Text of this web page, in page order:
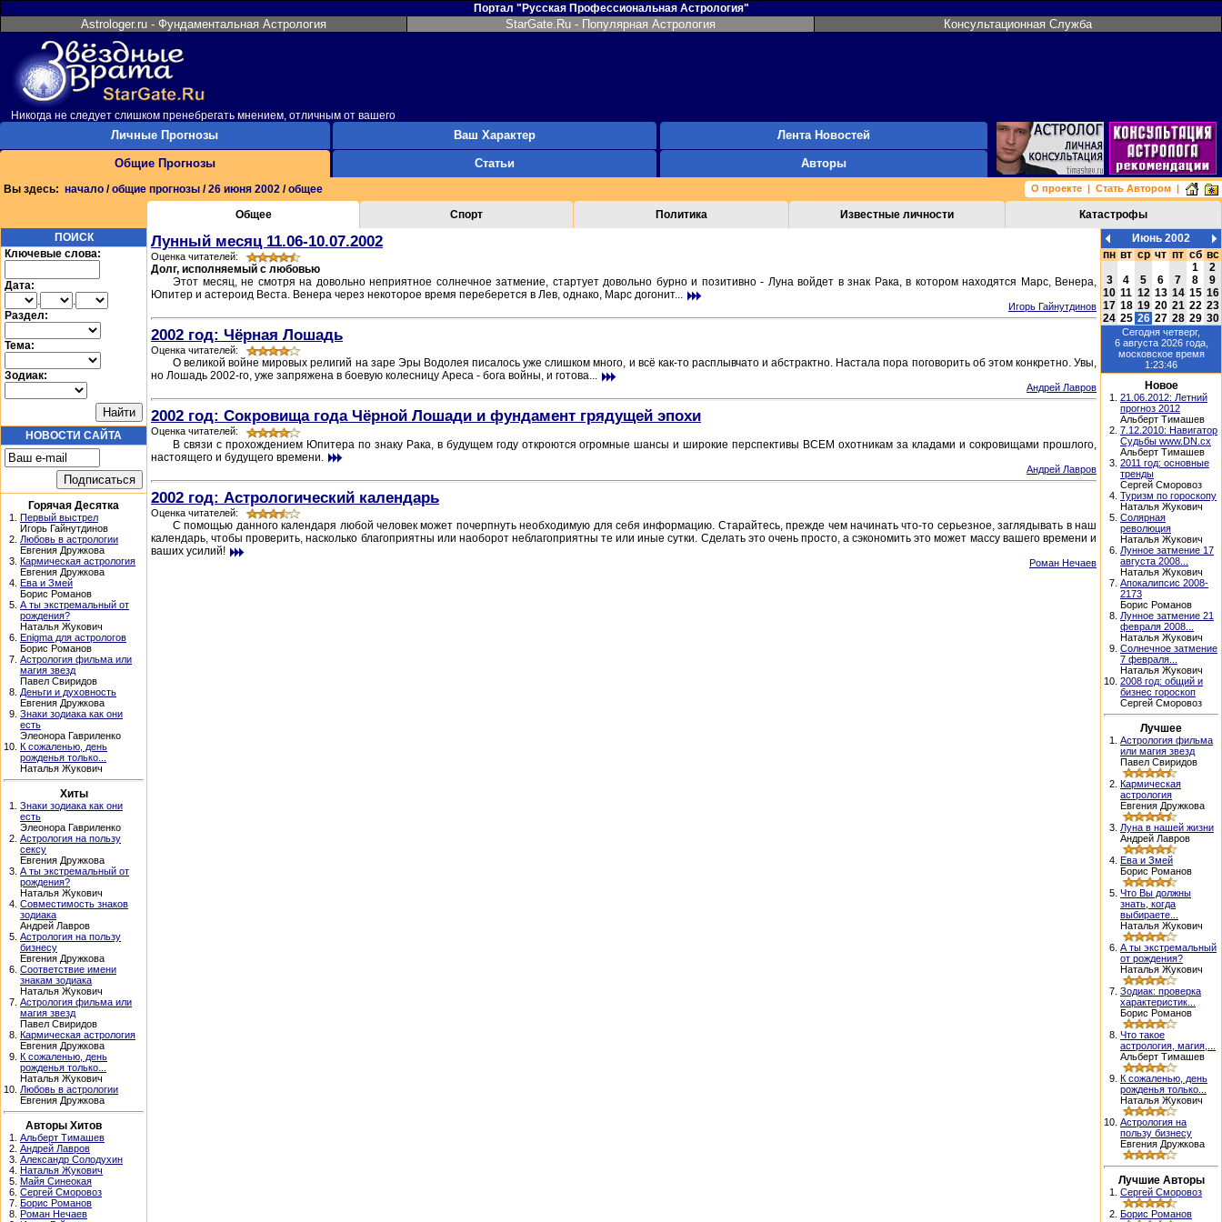
Портал "Русская Профессиональная Астрология"
Astrologer.ru - Фундаментальная Астрология StarGate.Ru - Популярная Астрология Консультационная Служба
Никогда не следует слишком пренебрегать мнением, отличным от вашего
Личные Прогнозы
Общие Прогнозы
Ваш Характер
Статьи
Лента Новостей
Авторы
Вы здесь: начало /общие прогнозы /26 июня 2002 /общее О проекте | Стать Автором |
Общее Спорт Политика Известные личности
Катастрофы
ПОИСК
Ключевые слова:
Дата:
.
.
Раздел:
Тема:
Зодиак:
НОВОСТИ САЙТА
Горячая Десятка
1. Первый выстрел
Игорь Гайнутдинов
2. Любовь в астрологии
Евгения Дружкова
3. Кармическая астрология
Евгения Дружкова
4. Ева и Змей
Борис Романов
5. А ты экстремальный от
рождения?
Наталья Жукович
6. Enigma для астрологов
Борис Романов
7. Астрология фильма или
магия звезд
Павел Свиридов
8. Деньги и духовность
Евгения Дружкова
9. Знаки зодиака как они
есть
Элеонора Гавриленко
10. К сожаленью, день
рожденья только...
Наталья Жукович
Хиты
1. Знаки зодиака как они
есть
Элеонора Гавриленко
2. Астрология на пользу
сексу
Евгения Дружкова
3. А ты экстремальный от
рождения?
Наталья Жукович
4. Совместимость знаков
зодиака
Андрей Лавров
5. Астрология на пользу
бизнесу
Евгения Дружкова
6. Соответствие имени
знакам зодиака
Наталья Жукович
7. Астрология фильма или
магия звезд
Павел Свиридов
8. Кармическая астрология
Евгения Дружкова
9. К сожаленью, день
рожденья только...
Наталья Жукович
10. Любовь в астрологии
Евгения Дружкова
Авторы Хитов
1. Альберт Тимашев
2. Андрей Лавров
3. Александр Солодухин
4. Наталья Жукович
5. Майя Синеокая
6. Сергей Сморовоз
7. Борис Романов
8. Роман Нечаев
Лунный месяц 11.06-10.07.2002
Оценка читателей:
Долг, исполняемый с любовью
Этот месяц, не смотря на довольно неприятное солнечное затмение, стартует довольно бурно и позитивно - Луна войдет в знак Рака, в котором находятся Марс, Венера,
Юпитер и астероид Веста. Венера через некоторое время переберется в Лев, однако, Марс догонит...
Игорь Гайнутдинов
2002 год: Чёрная Лошадь
Оценка читателей:
О великой войне мировых религий на заре Эры Водолея писалось уже слишком много, и всё как-то расплывчато и абстрактно. Настала пора поговорить об этом конкретно. Увы,
но Лошадь 2002-го, уже запряжена в боевую колесницу Ареса - бога войны, и готова...
Андрей Лавров
2002 год: Сокровища года Чёрной Лошади и фундамент грядущей эпохи
Оценка читателей:
В связи с прохождением Юпитера по знаку Рака, в будущем году откроются огромные шансы и широкие перспективы ВСЕМ охотникам за кладами и сокровищами прошлого,
настоящего и будущего времени.
Андрей Лавров
2002 год: Астрологический календарь
Оценка читателей:
С помощью данного календаря любой человек может почерпнуть необходимую для себя информацию. Старайтесь, прежде чем начинать что-то серьезное, заглядывать в наш
календарь, чтобы проверить, насколько благоприятны или наоборот неблагоприятны те или иные сутки. Сделать это очень просто, а сэкономить это может массу вашего времени и
ваших усилий!
Роман Нечаев
Июнь 2002
пн вт ср чт пт сб вс
1
2
3
4 5 6 7 8
9
10 11 12 13 14 15 16
17 18 19 20 21 22 23
24 25 26 27 28 29 30
Сегодня четверг,
6 августа 2026года,
московское время
1:23:46
Новое
1. 21.06.2012: Летний
прогноз 2012
Альберт Тимашев
2. 7.12.2010: Навигатор
Судьбы www.DN.cx
Альберт Тимашев
3. 2011 год: основные
тренды
Сергей Сморовоз
4. Туризм по гороскопу
Наталья Жукович
5. Солярная
революция
Наталья Жукович
6. Лунное затмение 17
августа 2008...
Наталья Жукович
7. Апокалипсис 2008-
2173
Борис Романов
8. Лунное затмение 21
февраля 2008...
Наталья Жукович
9. Солнечное затмение
7 февраля...
Наталья Жукович
10. 2008 год: общий и
бизнес гороскоп
Сергей Сморовоз
Лучшее
1. Астрология фильма
или магия звезд
Павел Свиридов
2. Кармическая
астрология
Евгения Дружкова
3. Луна в нашей жизни
Андрей Лавров
4. Ева и Змей
Борис Романов
5. Что Вы должны
знать, когда
выбираете...
Наталья Жукович
6. А ты экстремальный
от рождения?
Наталья Жукович
7. Зодиак: проверка
характеристик...
Борис Романов
8. Что такое
астрология, магия,...
Альберт Тимашев
9. К сожаленью, день
рожденья только...
Наталья Жукович
10. Астрология на
пользу бизнесу
Евгения Дружкова
Лучшие Авторы
1. Сергей Сморовоз
2. Борис Романов